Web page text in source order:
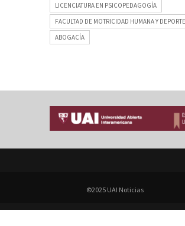
LICENCIATURA EN PSICOPEDAGOGÍA
FACULTAD DE MOTRICIDAD HUMANA Y
ABOGACÍA
©2025 UAI Noticias